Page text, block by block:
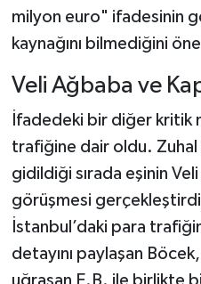
milyon euro" ifadesinin
kaynağını bilmediğini
Veli Ağbaba ve
İfadedeki bir diğer kritik
trafiğine dair oldu.
gidildiği sırada eşinin
görüşmesi
İstanbul’daki para
detayını paylaşan